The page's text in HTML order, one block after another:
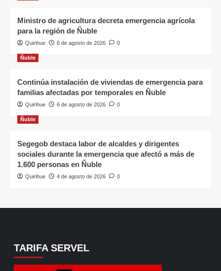
Ministro de agricultura decreta emergencia agrícola
para la región de Ñuble
Quirihue 6 de agosto de 2026 0
Ñuble
Continúa instalación de viviendas de emergencia para
familias afectadas por temporales en Ñuble
Quirihue 6 de agosto de 2026 0
Ñuble
Segegob destaca labor de alcaldes y dirigentes
sociales durante la emergencia que afectó a más de
1.600 personas en Ñuble
Quirihue 4 de agosto de 2026 0
TARIFA SERVEL